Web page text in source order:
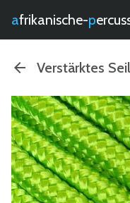
afrikanische-
Verstärktes